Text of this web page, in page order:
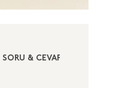
SORU & CEVAP (2)